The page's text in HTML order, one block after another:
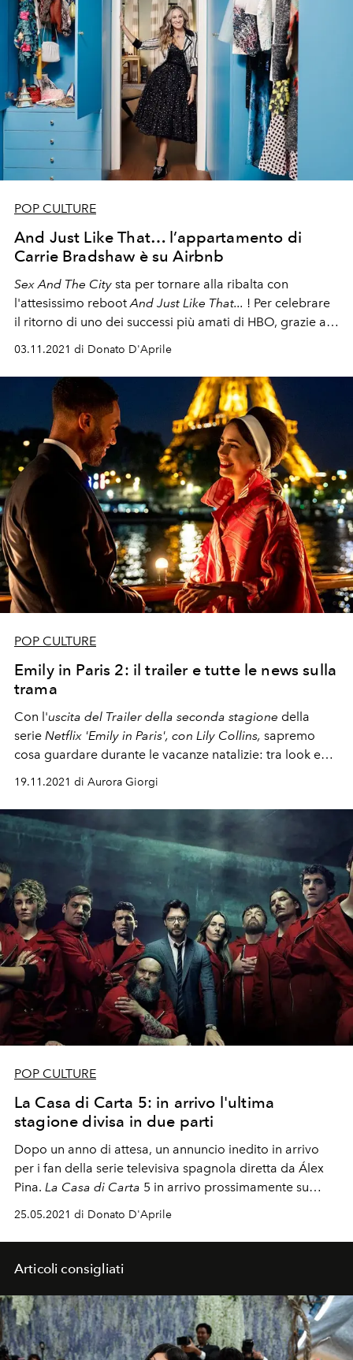
POP CULTURE
And Just Like That… l’appartamento di
Carrie Bradshaw è su Airbnb
Sex And The City sta per tornare alla ribalta con
l'attesissimo rebootAnd Just Like That... ! Per celebrare
il ritorno di uno dei successi più amati di HBO, grazie ad
Airbnb, potrete dormire per una notte nell’iconico
appartamento di Carrie Bradshaw.
03.11.2021 di Donato D'Aprile
POP CULTURE
Emily in Paris 2: il trailer e tutte le news sulla
trama
Con l'uscita del Trailer della seconda stagione della
serie Netflix 'Emily in Paris', con Lily Collins, sapremo
cosa guardare durante le vacanze natalizie: tra look e
nuovi triangoli amorosi, dal 22 dicembre streaming
19.11.2021 di Aurora Giorgi
POP CULTURE
La Casa di Carta 5: in arrivo l'ultima
stagione divisa in due parti
Dopo un anno di attesa, un annuncio inedito in arrivo
per i fan della serie televisiva spagnola diretta da Álex
Pina. La Casa di Carta 5 in arrivo prossimamente su
Netflix. Quando uscirà la nuova ed ultima stagione della
serie cult Made in Spain?
25.05.2021 di Donato D'Aprile
Articoli consigliati